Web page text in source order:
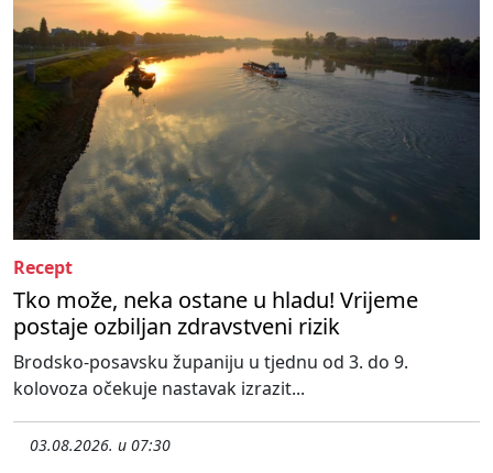
Recept
Tko može, neka ostane u hladu! Vrijeme
postaje ozbiljan zdravstveni rizik
Brodsko-posavsku županiju u tjednu od 3. do 9.
kolovoza očekuje nastavak izrazit...
03.08.2026. u 07:30